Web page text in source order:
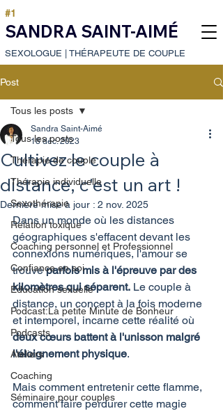
#1
SANDRA SAINT-AIMÉ
SEXOLOGUE THÉRAPEUTE DE COUPLE
Post
Tous les posts
Thérapie de couple
Thérapie individuelle
Sexothérapie
Relation toxique
Coaching personnel et Professionnel
Confiance en soi
Education sexuelle
Podcast:La petite Minute de Bonheur
Podcasts
Ateliers
Coaching
Séminaire pour couples
Tous les posts
Cultivez le couple à
distance, c'est un art !
Sandra Saint-Aimé
18 déc. 2023
Dernière mise à jour : 2 nov. 2025
Dans un monde où les distances
géographiques s'effacent devant les
connexions numériques, l'amour se
trouve parfois mis à l'épreuve par des
kilomètres qui séparent. Le couple à
distance, un concept à la fois moderne
et intemporel, incarne cette réalité où
deux cœurs battent à l'unisson malgré
l'éloignement physique.
Mais comment entretenir cette flamme,
comment faire perdurer cette magie